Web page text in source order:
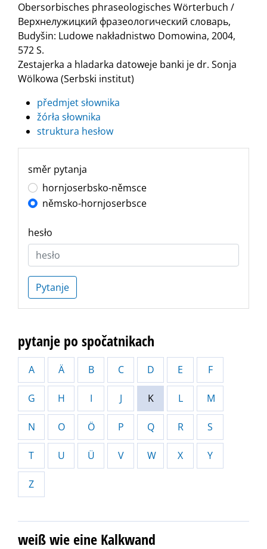
Obersorbisches phraseologisches Wörterbuch /
Верхнелужицкий фразеологический словарь,
Budyšin: Ludowe nakładnistwo Domowina, 2004,
572 S.
Zestajerka a hladarka datoweje banki je dr. Sonja
Wölkowa (Serbski institut)
předmjet słownika
žórła słownika
struktura hesłow
směr pytanja
hornjoserbsko-němsce
němsko-hornjoserbsce
hesło
Pytanje
pytanje po spočatnikach
A Ä B C D E F
G H I J K L M
N O Ö P Q R S
T U Ü V W X Y
Z
weiß wie eine Kalkwand